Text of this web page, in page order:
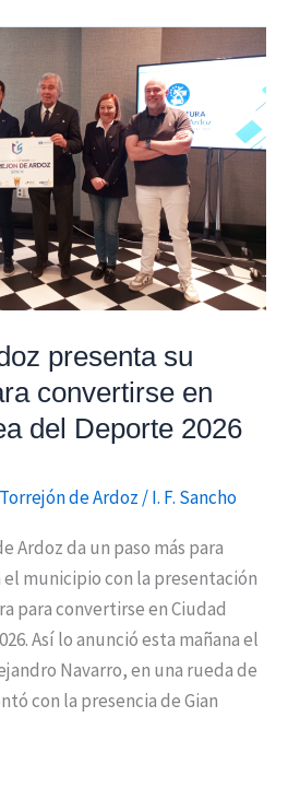
presenta su
convertirse en
del Deporte 2026
Torrejón de Ardoz /I. F. Sancho
Ardoz da un paso más para
municipio con la presentación
para convertirse en Ciudad
Así lo anunció esta mañana el
Navarro, en una rueda de
con la presencia de Gian